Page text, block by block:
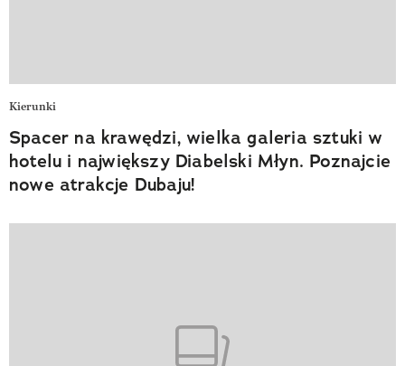
Kierunki
Spacer na krawędzi, wielka galeria sztuki w
hotelu i największy Diabelski Młyn. Poznajcie
nowe atrakcje Dubaju!